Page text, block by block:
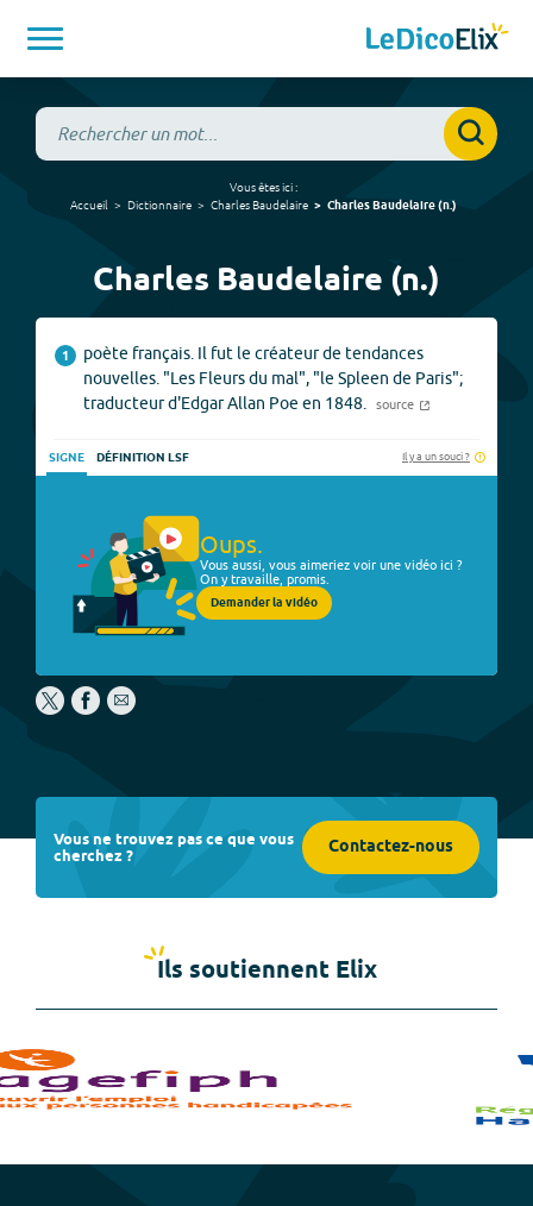
Vous êtes ici :
Accueil
Dictionnaire Charles Baudelaire Charles Baudelaire(n.)
Charles Baudelaire (n.)
1
poète français. Il fut le créateur de tendances
nouvelles. "Les Fleurs du mal", "le Spleen de Paris";
traducteur d'Edgar Allan Poe en 1848.
source
SIGNE DÉFINITION LSF Il y a un souci ?
Oups.
Vous aussi, vous aimeriez voir une vidéo ici ?
On y travaille, promis.
Demander la vidéo
Vous ne trouvez pas ce que vous
cherchez ? Contactez-nous
Ils soutiennent Elix